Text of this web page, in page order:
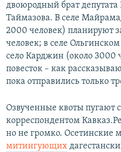
двоюродный брат
Таймазова. В селе
2000 человек) планируют
человек; в селе
село Карджин (около 3000
повесток – как
пока отправились только
Озвученные квоты пугают
корреспондентом
но не громко. Осетинские
митингующих